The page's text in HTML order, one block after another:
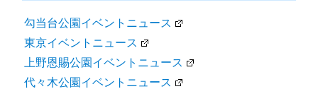
勾当台公園イベントニュース
東京イベントニュース
上野恩賜公園イベントニュース
代々木公園イベントニュース